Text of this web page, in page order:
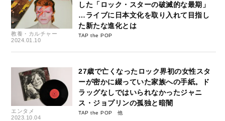
教養・カルチャー
2024.01.10
した「ロック・スターの破滅的な最期」
…ライブに日本文化を取り入れて目指し
た新たな進化とは
TAP the POP
エンタメ
2023.10.04
27歳で亡くなったロック界初の女性スタ
ーが密かに綴っていた家族への手紙。ド
ラッグなしではいられなかったジャニ
ス・ジョプリンの孤独と暗闇
TAP the POP